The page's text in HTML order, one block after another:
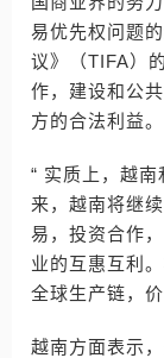
易优先权问题
议》（TIFA）
作，建设和公
方的合法利益。
“ 实质上，越
来，越南将继
易，投资合作
业的互惠互利
全球生产链，
越南方面表示